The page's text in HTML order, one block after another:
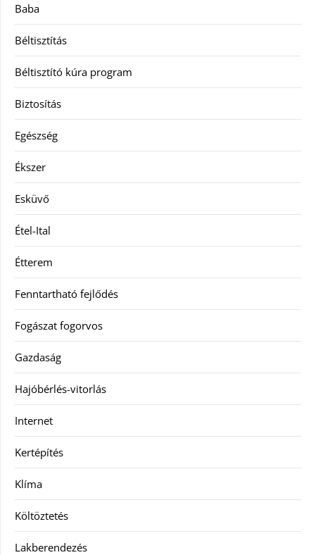
Baba
Béltisztítás
Béltisztító kúra program
Biztosítás
Egészség
Ékszer
Esküvő
Étel-Ital
Étterem
Fenntartható fejlődés
Fogászat fogorvos
Gazdaság
Hajóbérlés-vitorlás
Internet
Kertépítés
Klíma
Költöztetés
Lakberendezés